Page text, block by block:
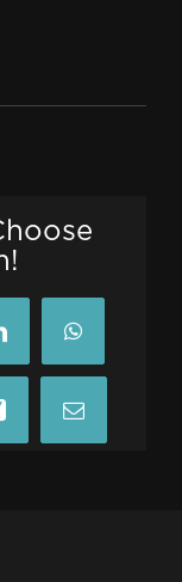
WhatsApp
Email